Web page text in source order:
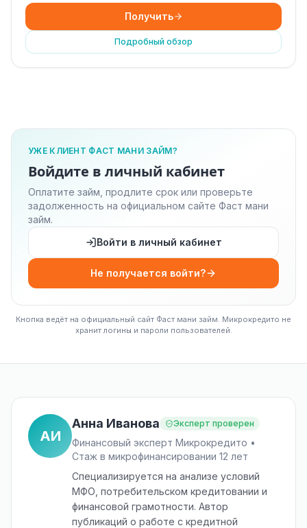
Получить
Подробный обзор
УЖЕ КЛИЕНТ ФАСТ МАНИ ЗАЙМ?
Войдите в личный кабинет
Оплатите займ, продлите срок или проверьте
задолженность на официальном сайте Фаст мани
займ.
Войти в личный кабинет
Не получается войти?
Кнопка ведёт на официальный сайт Фаст мани займ. Микрокредито не
хранит логины и пароли пользователей.
АИ
Анна Иванова Эксперт проверен
Финансовый эксперт Микрокредито •
Стаж в микрофинансировании 12 лет
Специализируется на анализе условий
МФО, потребительском кредитовании и
финансовой грамотности. Автор
публикаций о работе с кредитной